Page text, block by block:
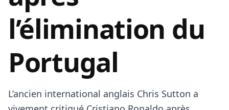
l’élimination du
Portugal
L’ancien international anglais Chris Sutton a